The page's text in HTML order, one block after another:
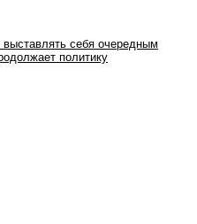
себя очередным
политику